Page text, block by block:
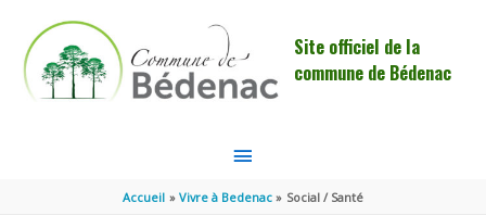
Site officiel de la
commune de Bédenac
MENU
PRINCIPAL
Accueil Vivre à Bedenac Social / Santé